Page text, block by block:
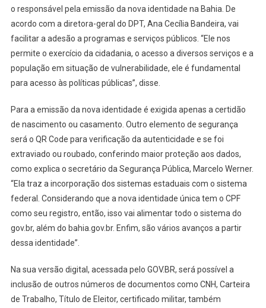
o responsável pela emissão da nova identidade na Bahia. De
acordo com a diretora-geral do DPT, Ana Cecília Bandeira, vai
facilitar a adesão a programas e serviços públicos. “Ele nos
permite o exercício da cidadania, o acesso a diversos serviços e a
população em situação de vulnerabilidade, ele é fundamental
para acesso às políticas públicas”, disse.
Para a emissão da nova identidade é exigida apenas a certidão
de nascimento ou casamento. Outro elemento de segurança
será o QR Code para verificação da autenticidade e se foi
extraviado ou roubado, conferindo maior proteção aos dados,
como explica o secretário da Segurança Pública, Marcelo Werner.
“Ela traz a incorporação dos sistemas estaduais com o sistema
federal. Considerando que a nova identidade única tem o CPF
como seu registro, então, isso vai alimentar todo o sistema do
gov.br, além do bahia.gov.br. Enfim, são vários avanços a partir
dessa identidade”.
Na sua versão digital, acessada pelo GOV.BR, será possível a
inclusão de outros números de documentos como CNH, Carteira
de Trabalho, Título de Eleitor, certificado militar, também